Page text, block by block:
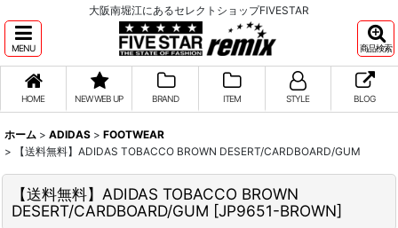
大阪南堀江にあるセレクトショップFIVESTAR
MENU 商品検索
HOME NEW WEB UP BRAND ITEM STYLE BLOG
ホーム > ADIDAS > FOOTWEAR
>
【送料無料】ADIDAS TOBACCO BROWN DESERT/CARDBOARD/GUM
【送料無料】ADIDAS TOBACCO BROWN
DESERT/CARDBOARD/GUM [JP9651-BROWN]